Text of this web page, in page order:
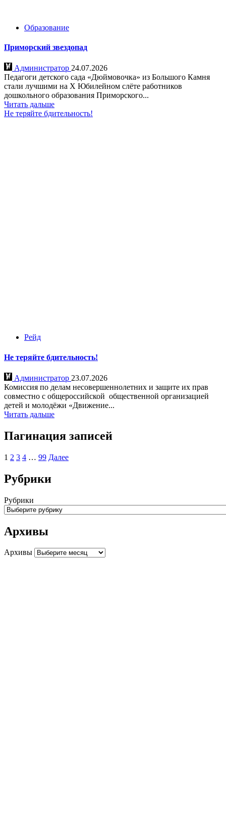
Образование
Приморский звездопад
Администратор 24.07.2026
Педагоги детского сада «Дюймовочка» из Большого Камня
стали лучшими на Х Юбилейном слёте работников
дошкольного образования Приморского...
Читать дальше
Не теряйте бдительность!
Рейд
Не теряйте бдительность!
Администратор 23.07.2026
Комиссия по делам несовершеннолетних и защите их прав
совместно с общероссийской общественной организацией
детей и молодёжи «Движение...
Читать дальше
Пагинация записей
1 2 3 4 … 99 Далее
Рубрики
Рубрики
Архивы
Архивы